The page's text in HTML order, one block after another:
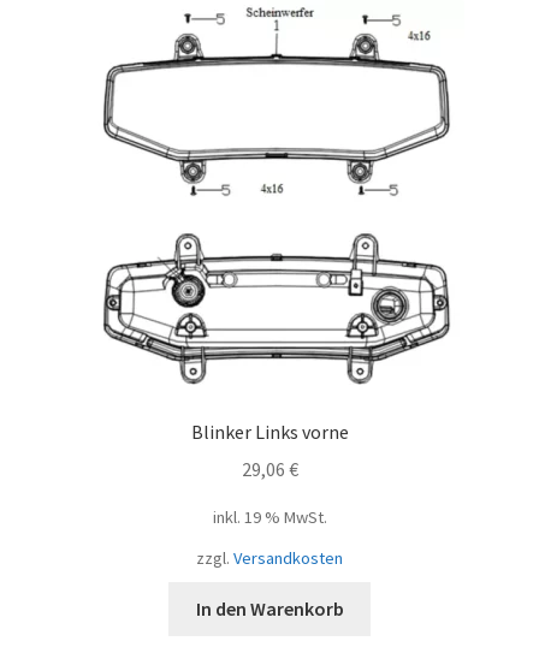
Blinker Links vorne
29,06 €
inkl. 19 % MwSt.
zzgl. Versandkosten
In den Warenkorb